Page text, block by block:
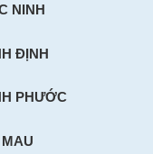
NINH
ĐỊNH
PHƯỚC